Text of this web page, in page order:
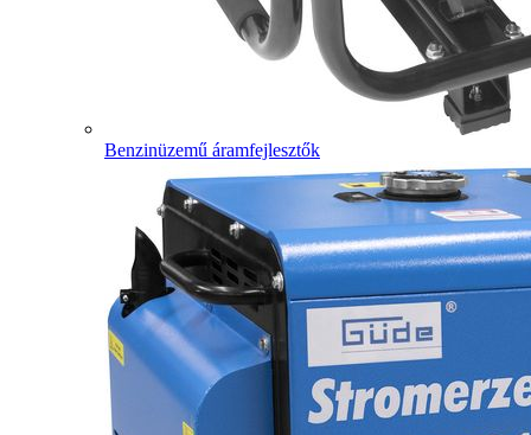
Benzinüzemű áramfejlesztők